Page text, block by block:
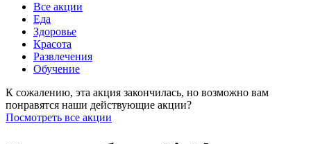
Все акции
Еда
Здоровье
Красота
Развлечения
Обучение
К сожалению, эта акция закончилась, но возможно вам
понравятся наши действующие акции?
Посмотреть все акции